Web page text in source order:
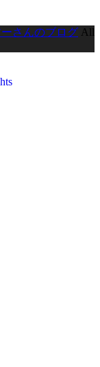
さんのブログ All